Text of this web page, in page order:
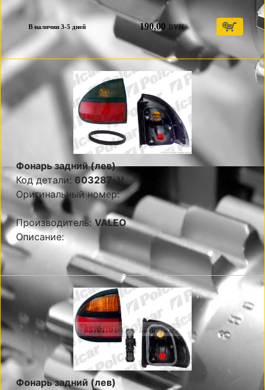
В наличии 3-5 дней 190,00 BYN
Фонарь задний (лев)
Код детали: 603287-V
Оригинальный номер:
Производитель:VALEO
Описание:
Фонарь задний (лев)